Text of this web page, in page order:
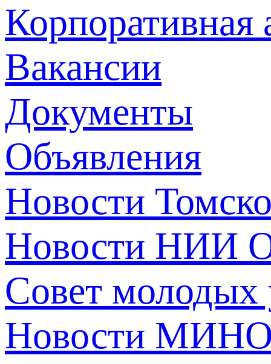
Корпоративная
Вакансии
Документы
Объявления
Новости
Новости НИИ
Совет молодых
Новости